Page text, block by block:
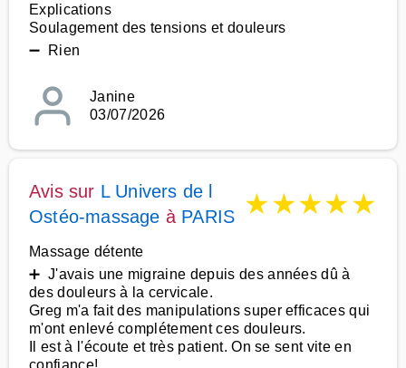
Explications
Soulagement des tensions et douleurs
➖ Rien
Janine
03/07/2026
Avis sur L Univers de l
Ostéo-massage à PARIS ★★★★★
Massage détente
➕ J'avais une migraine depuis des années dû à
des douleurs à la cervicale.
Greg m'a fait des manipulations super efficaces qui
m'ont enlevé complétement ces douleurs.
Il est à l'écoute et très patient. On se sent vite en
confiance!